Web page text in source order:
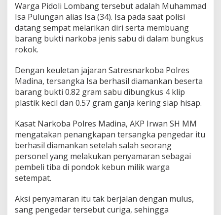
Warga Pidoli Lombang tersebut adalah Muhammad
Isa Pulungan alias Isa (34). Isa pada saat polisi
datang sempat melarikan diri serta membuang
barang bukti narkoba jenis sabu di dalam bungkus
rokok.
Dengan keuletan jajaran Satresnarkoba Polres
Madina, tersangka Isa berhasil diamankan beserta
barang bukti 0.82 gram sabu dibungkus 4 klip
plastik kecil dan 0.57 gram ganja kering siap hisap.
Kasat Narkoba Polres Madina, AKP Irwan SH MM
mengatakan penangkapan tersangka pengedar itu
berhasil diamankan setelah salah seorang
personel yang melakukan penyamaran sebagai
pembeli tiba di pondok kebun milik warga
setempat.
Aksi penyamaran itu tak berjalan dengan mulus,
sang pengedar tersebut curiga, sehingga